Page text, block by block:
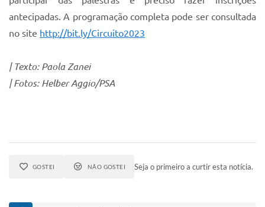
antecipadas. A programação completa pode ser consultada
no site http://bit.ly/Circuito2023
| Texto: Paola Zanei
| Fotos: Helber Aggio/PSA
GOSTEI NÃO GOSTEI Seja o primeiro a curtir esta notícia.